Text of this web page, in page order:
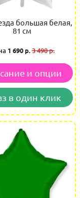
большая белая,
81 см
1 690 р.3 490 р.
и опции
в один клик